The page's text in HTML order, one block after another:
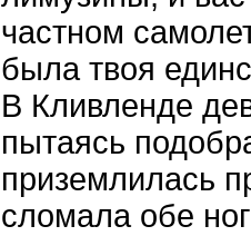
частном
была твоя
В Кливленде
пытаясь
приземлилась
сломала обе